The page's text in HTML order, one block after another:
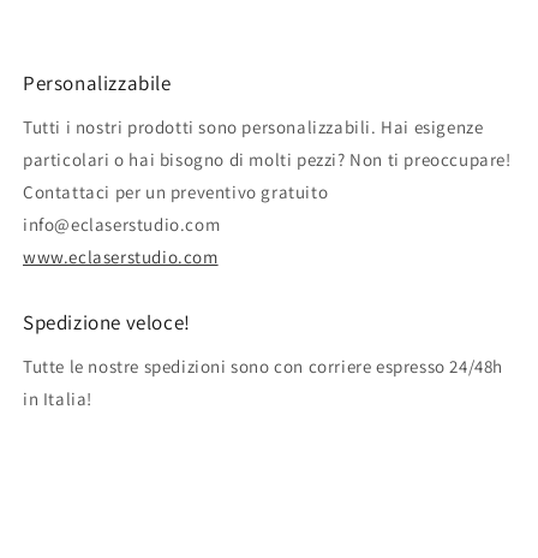
Personalizzabile
Tutti i nostri prodotti sono personalizzabili. Hai esigenze
particolari o hai bisogno di molti pezzi? Non ti preoccupare!
Contattaci per un preventivo gratuito
info@eclaserstudio.com
www.eclaserstudio.com
Spedizione veloce!
Tutte le nostre spedizioni sono con corriere espresso 24/48h
in Italia!